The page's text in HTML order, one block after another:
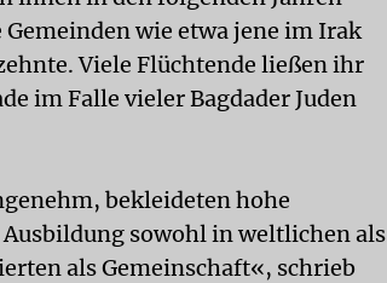
wie etwa jene im Irak
Viele Flüchtende ließen ihr
im Falle vieler Bagdader Juden
bekleideten hohe
sowohl in weltlichen als
als Gemeinschaft«, schrieb